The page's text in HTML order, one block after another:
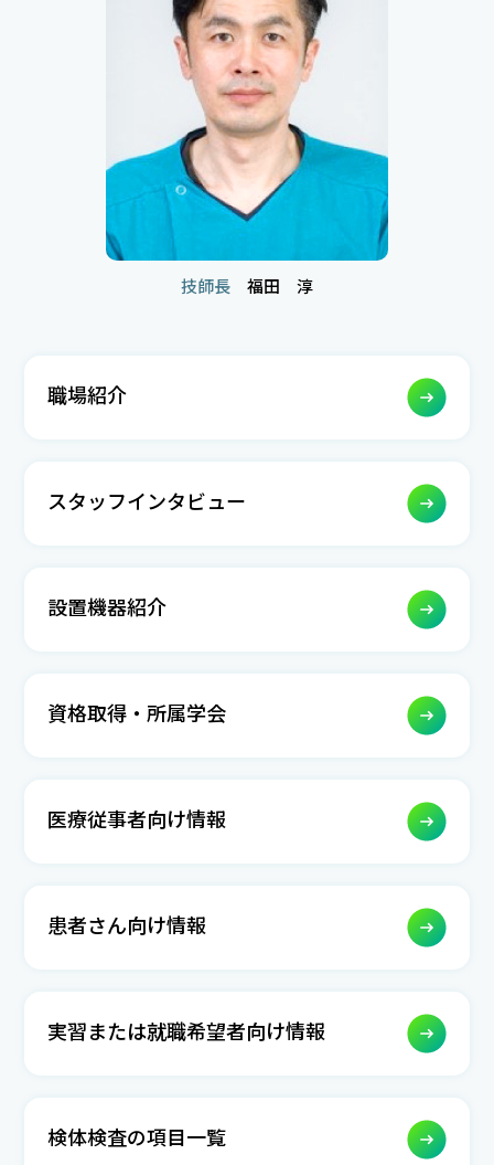
技師長福田 淳
職場紹介
スタッフインタビュー
設置機器紹介
資格取得・所属学会
医療従事者向け情報
患者さん向け情報
実習または就職希望者向け情報
検体検査の項目一覧